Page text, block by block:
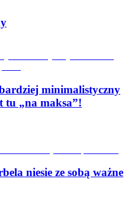
minimalistyczny
tu „na maksa”!
niesie ze sobą ważne